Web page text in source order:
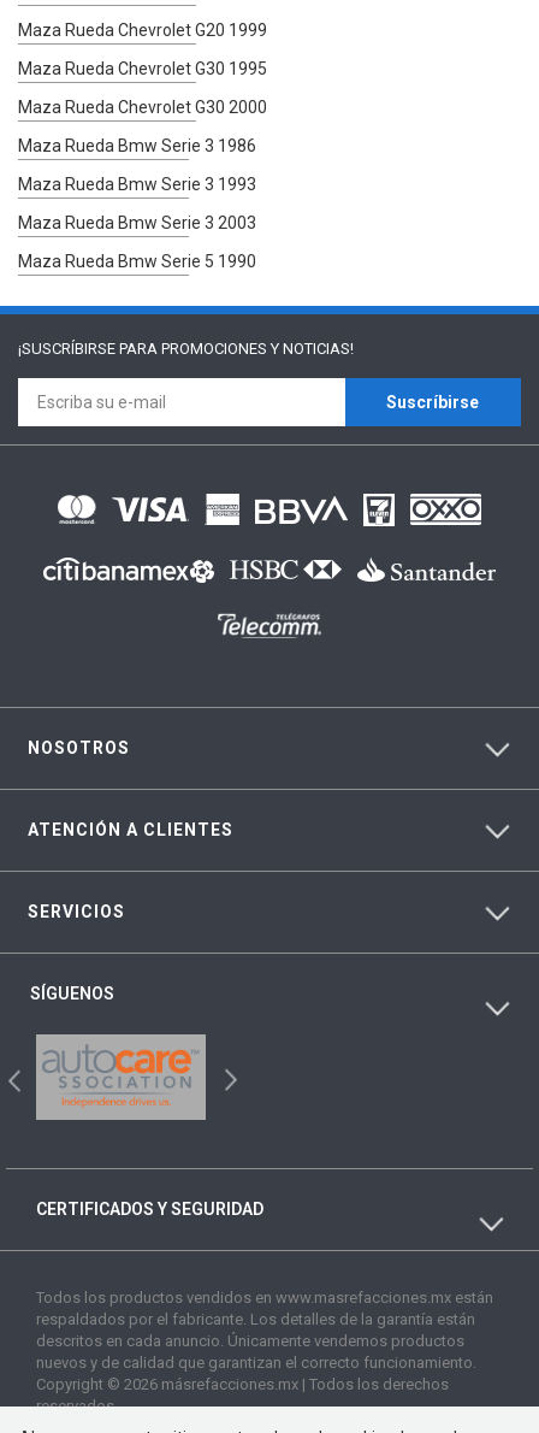
Maza Rueda Chevrolet G20 1999
Maza Rueda Chevrolet G30 1995
Maza Rueda Chevrolet G30 2000
Maza Rueda Bmw Serie 3 1986
Maza Rueda Bmw Serie 3 1993
Maza Rueda Bmw Serie 3 2003
Maza Rueda Bmw Serie 5 1990
¡SUSCRÍBIRSE PARA PROMOCIONES Y NOTICIAS!
Suscríbirse
NOSOTROS
ATENCIÓN A CLIENTES
SERVICIOS
SÍGUENOS
CERTIFICADOS Y SEGURIDAD
Todos los productos vendidos en www.masrefacciones.mx están
respaldados por el fabricante. Los detalles de la garantía están
descritos en cada anuncio. Únicamente vendemos productos
nuevos y de calidad que garantizan el correcto funcionamiento.
Copyright © 2026 másrefacciones.mx | Todos los derechos
reservados